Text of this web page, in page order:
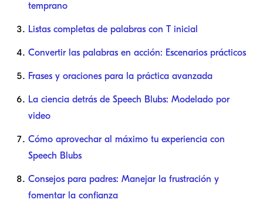
temprano
Listas completas de palabras con T inicial
Convertir las palabras en acción: Escenarios prácticos
Frases y oraciones para la práctica avanzada
La ciencia detrás de Speech Blubs: Modelado por
video
Cómo aprovechar al máximo tu experiencia con
Speech Blubs
Consejos para padres: Manejar la frustración y
fomentar la confianza